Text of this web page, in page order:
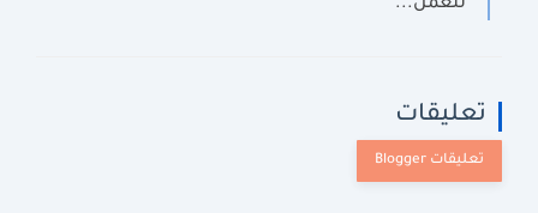
للعمل...
تعليقات